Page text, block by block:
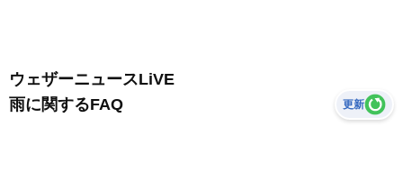
ウェザーニュースLiVE
雨に関するFAQ
更新